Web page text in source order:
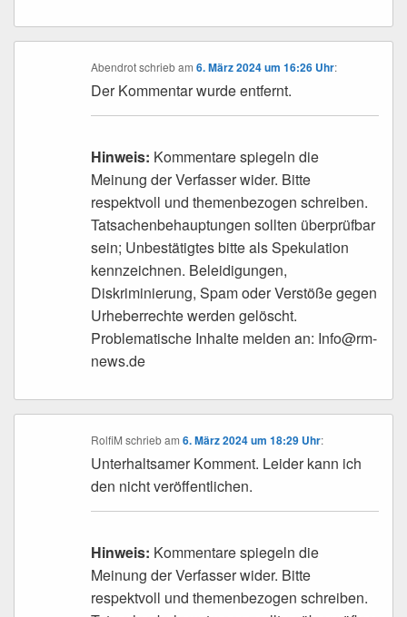
Abendrot schriebam6. März 2024 um 16:26 Uhr:
Der Kommentar wurde entfernt.
Hinweis: Kommentare spiegeln die
Meinung der Verfasser wider. Bitte
respektvoll und themenbezogen schreiben.
Tatsachenbehauptungen sollten überprüfbar
sein; Unbestätigtes bitte als Spekulation
kennzeichnen. Beleidigungen,
Diskriminierung, Spam oder Verstöße gegen
Urheberrechte werden gelöscht.
Problematische Inhalte melden an: Info@rm-
news.de
RolfiM schriebam6. März 2024 um 18:29 Uhr:
Unterhaltsamer Komment. Leider kann ich
den nicht veröffentlichen.
Hinweis: Kommentare spiegeln die
Meinung der Verfasser wider. Bitte
respektvoll und themenbezogen schreiben.